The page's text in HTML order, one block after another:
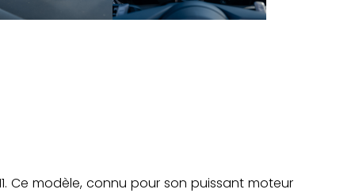
Ce modèle, connu pour son puissant moteur